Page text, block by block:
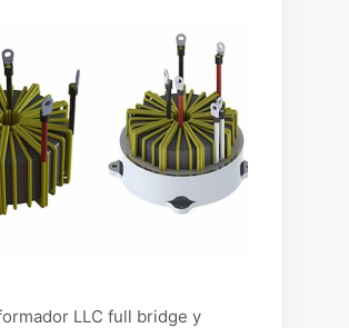
LLC full bridge y